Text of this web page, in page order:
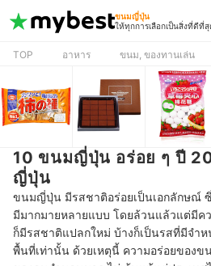
ขนมญี่ปุ่น
ให้ทุกการเลือกเป็นสิ่งที่ดีที่สุ
TOP อาหาร ขนม, ของทานเล่น
10 ขนมญี่ปุ่น อร่อย ๆ ปี
ญี่ปุ่น
ขนมญี่ปุ่น มีรสชาติอร่อยเป็นเอกลักษณ์
มีมากมายหลายแบบ โดยล้วนแล้วแต่มีค
ก็มีรสชาติแปลกใหม่ บ้างก็เป็นรสที่มีจำห
พื้นที่เท่านั้น ด้วยเหตุนี้ ความอร่อยของ